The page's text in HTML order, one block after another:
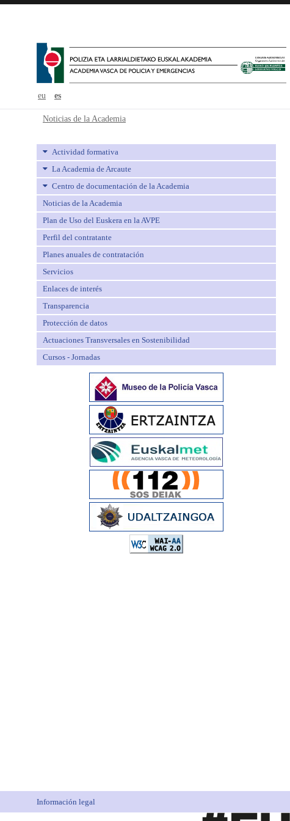
eu es
Noticias de la Academia - avpe
Noticias de la Academia
Actividad formativa
La Academia de Arcaute
Centro de documentación de la Academia
Noticias de la Academia
Plan de Uso del Euskera en la AVPE
Perfil del contratante
Planes anuales de contratación
Servicios
Enlaces de interés
Transparencia
Protección de datos
Actuaciones Transversales en Sostenibilidad
Cursos - Jornadas
Información legal